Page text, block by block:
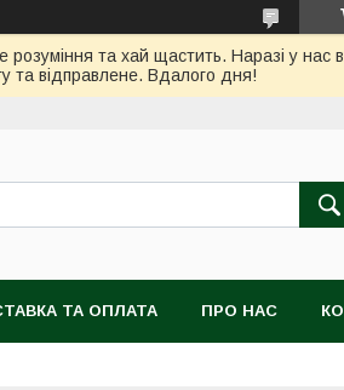
та хай щастить. Наразі у нас
та відправлене. Вдалого дня!
ТА ОПЛАТА ПРО НАС